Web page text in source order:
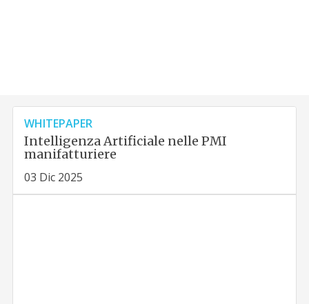
WHITEPAPER
Intelligenza Artificiale nelle PMI
manifatturiere
03 Dic 2025